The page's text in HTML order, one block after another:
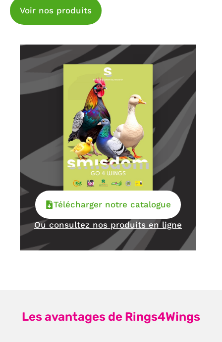
Voir nos produits
Télécharger notre catalogue
Ou consultez nos produits en ligne
Les avantages de Rings4Wings